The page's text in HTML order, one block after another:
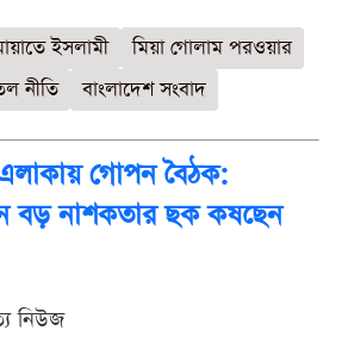
ইসলামী
মিয়া গোলাম পরওয়ার
নীতি বাংলাদেশ সংবাদ
এলাকায় গোপন বৈঠক:
বড় নাশকতার ছক কষছেন
নিউজ